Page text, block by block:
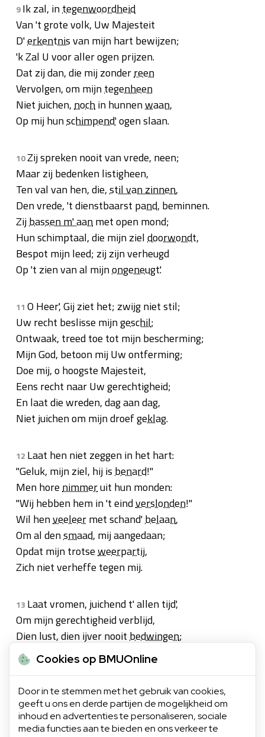
9Ik zal, integenwoordheid
Van 't grote volk, Uw Majesteit
D'erkentnisvan mijn hart bewijzen;
'k Zal U voor aller ogen prijzen.
Dat zij dan, die mij zonderreen
Vervolgen, om mijntegenheen
Niet juichen,nochin hunnenwaan,
Op mij hunschimpend'ogen slaan.
10Zij spreken nooit van vrede, neen;
Maar zij bedenken listigheen,
Ten val van hen, die,stil van zinnen,
Den vrede, 't dienstbaarst pand, beminnen.
Zijbassen m' aanmet open mond;
Hun schimptaal, die mijn zieldoorwondt,
Bespot mijn leed; zij zijn verheugd
Op 't zien van al mijnongeneugt'.
11 O Heer', Gij ziet het; zwijg niet stil;
Uw recht beslisse mijngeschil;
Ontwaak, treed toe tot mijn bescherming;
Mijn God, betoon mij Uw ontferming;
Doe mij, o hoogste Majesteit,
Eens recht naar Uw gerechtigheid;
En laat die wreden, dag aan dag,
Niet juichen om mijn droefgeklag.
12 Laat hen niet zeggen in het hart:
"Geluk, mijn ziel, hij isbenard!"
Men horenimmeruit hun monden:
"Wij hebben hem in 't eindverslonden!"
Wil henveeleermet schand'belaan,
Om al densmaad, mij aangedaan;
Opdat mijn trotseweerpartij,
Zich niet verheffe tegen mij.
13 Laat vromen, juichend t' allen tijd',
Om mijn gerechtigheid verblijd,
Dien lust, dien ijver nooitbedwingen;
Maar zeggen, onder 't vrolijk zingen :
"Verheerlijkt zij de hoogste God;
Hij schenkt Zijn knecht een vreedzaam lot!"
Dan meldt mijn tong, met diepontzag,
Uw recht, Uw lof, den gansen dag.
Cookies op BMUOnline
Door in te stemmen met het gebruik van cookies,
geeft u ons en derde partijen de mogelijkheid om
inhoud en advertenties te personaliseren, sociale
media functies aan te bieden en ons verkeer te